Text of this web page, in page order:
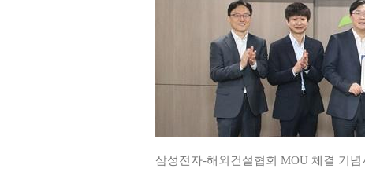
삼성전자-해외건설협회 MOU 체결 기